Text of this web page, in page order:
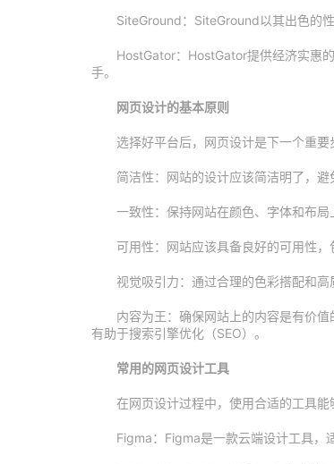
SiteGround：SiteGround以其出色的
HostGator：HostGator提供经济实惠
手。
网页设计的基本原则
选择好平台后，网页设计是下一个重
简洁性：网站的设计应该简洁明了，
一致性：保持网站在颜色、字体和布
可用性：网站应该具备良好的可用性
视觉吸引力：通过合理的色彩搭配和
内容为王：确保网站上的内容是有价
有助于搜索引擎优化（SEO）。
常用的网页设计工具
在网页设计过程中，使用合适的工具
Figma：Figma是一款云端设计工具，